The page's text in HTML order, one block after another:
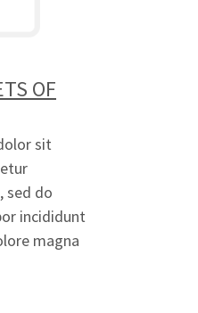
OF
sit
sed do
incididunt
magna